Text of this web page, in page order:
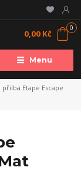
Menu
0
0,00 Kč
přilba Etape Escape